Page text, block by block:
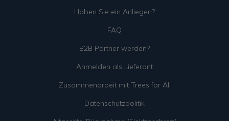
Haben Sie ein Anliegen?
FAQ
B2B Partner werden?
Anmelden als Lieferant
Zusammenarbeit mit Trees for All
Datenschutzpolitik